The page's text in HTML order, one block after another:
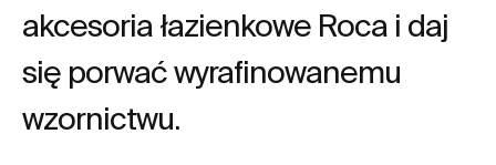
akcesoria łazienkowe Roca i daj
się porwać wyrafinowanemu
wzornictwu.